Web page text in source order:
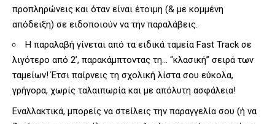
προπληρώνεις και όταν είναι έτοιμη (& με κομμένη
απόδειξη) σε ειδοποιούν να την παραλάβεις.
Η παραλαβή γίνεται από τα ειδικά ταμεία Fast Track σε
λιγότερο από 2’, παρακάμπτοντας τη… “κλασική” σειρά των
ταμείων! Έτσι παίρνεις τη σχολική λίστα σου εύκολα,
γρήγορα, χωρίς ταλαιπωρία και με απόλυτη ασφάλεια!
Εναλλακτικά, μπορείς να στείλεις την παραγγελία σου (ή να